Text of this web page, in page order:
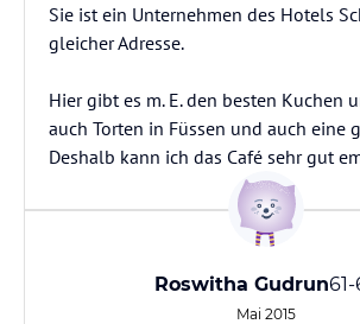
Sie ist ein Unternehmen des Hotels
gleicher Adresse.
Hier gibt es m. E. den besten Kuchen
auch Torten in Füssen und auch eine
Deshalb kann ich das Café sehr gut
Roswitha Gudrun
Mai 2015